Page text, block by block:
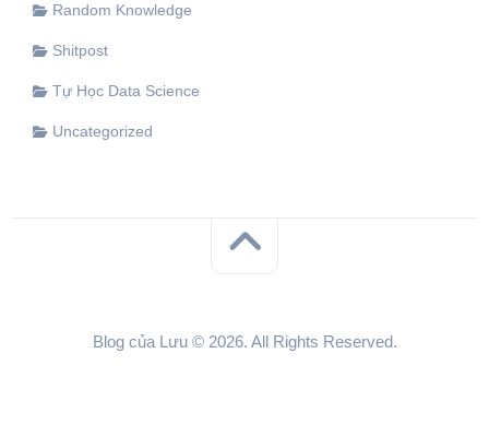
Random Knowledge
Shitpost
Tự Học Data Science
Uncategorized
Blog của Lưu © 2026. All Rights Reserved.